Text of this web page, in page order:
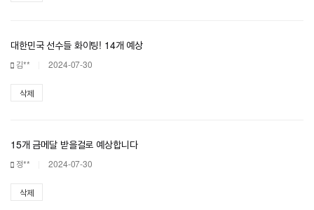
대한민국 선수들 화이팅! 14개 예상
김** 2024-07-30
삭제
15개 금메달 받을걸로 예상합니다
정** 2024-07-30
삭제